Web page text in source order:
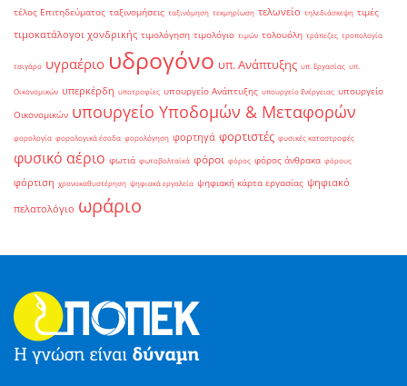
τέλος Επιτηδεύματος ταξινομήσεις ταξινόμηση τεκμηρίωση τελωνείο τηλεδιάσκεψη τιμές
τιμοκατάλογοι χονδρικής τιμολόγηση τιμολόγιο τιμών τολουόλη τράπεζες τροπολογία
τσιγάρο υγραέριο υδρογόνο υπ. Ανάπτυξης υπ. Εργασίας υπ.
Οικονομικών υπερκέρδη υποτροφίες υπουργείο Ανάπτυξης υπουργείο Ενέργειας υπουργείο
Οικονομικών υπουργείο Υποδομών & Μεταφορών
φορολογία φορολογικά έσοδα φορολόγηση φορτηγά φορτιστές φυσικές καταστροφές
φυσικό αέριο φωτιά φωτοβολταϊκά φόροι φόρος φόρος άνθρακα φόρους
φόρτιση χρονοκαθυστέρηση ψηφιακά εργαλεία ψηφιακή κάρτα εργασίας ψηφιακό
πελατολόγιο ωράριο